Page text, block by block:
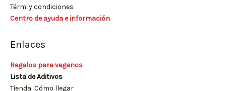
Térm. y condiciones
Centro de ayuda e información
Enlaces
Regalos para veganos
Lista de Aditivos
Tienda: Cómo llegar